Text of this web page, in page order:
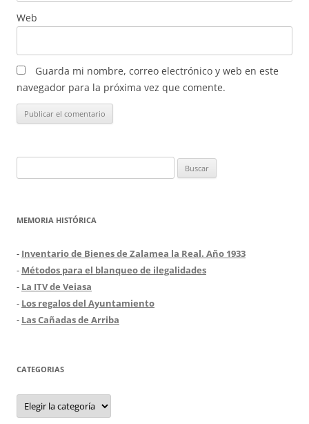
Web
Guarda mi nombre, correo electrónico y web en este
navegador para la próxima vez que comente.
MEMORIA HISTÓRICA
- Inventario de Bienes de Zalamea la Real. Año 1933
- Métodos para el blanqueo de ilegalidades
- La ITV de Veiasa
- Los regalos del Ayuntamiento
- Las Cañadas de Arriba
CATEGORIAS
Categorias